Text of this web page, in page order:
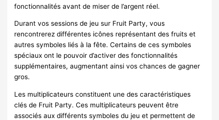
fonctionnalités avant de miser de l’argent réel.
Durant vos sessions de jeu sur Fruit Party, vous
rencontrerez différentes icônes représentant des fruits et
autres symboles liés à la fête. Certains de ces symboles
spéciaux ont le pouvoir d’activer des fonctionnalités
supplémentaires, augmentant ainsi vos chances de gagner
gros.
Les multiplicateurs constituent une des caractéristiques
clés de Fruit Party. Ces multiplicateurs peuvent être
associés aux différents symboles du jeu et permettent de